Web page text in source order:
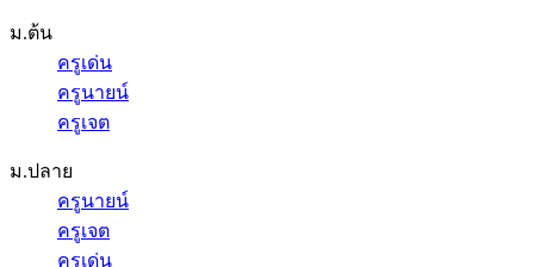
ม.ต้น
ครูเด่น
ครูนายน์
ครูเจต
ม.ปลาย
ครูนายน์
ครูเจต
ครูเด่น